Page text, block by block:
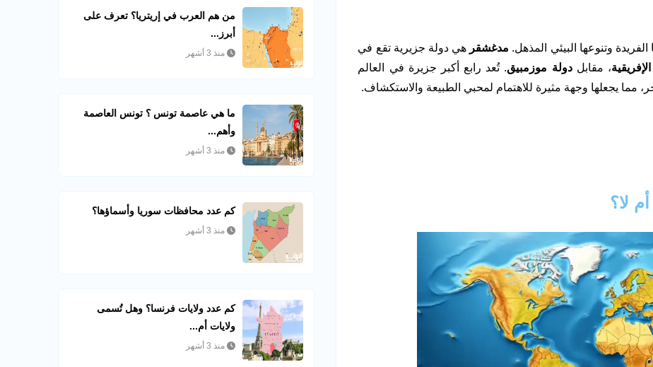
الفريدة وتنوعها البيئي المذهل. مدغشقر هي دولة جزيرية تقع في
الإفريقية، مقابلدولة موزمبيق. تُعد رابع أكبر جزيرة في العالم
مما يجعلها وجهة مثيرة للاهتمام لمحبي الطبيعة والاستكشاف.
لا؟
من هم العرب في إريتريا؟ تعرف على
أبرز...
منذ 3 أشهر
ما هي عاصمة تونس ؟ تونس العاصمة
وأهم...
منذ 3 أشهر
كم عدد محافظات سوريا وأسماؤها؟
منذ 3 أشهر
كم عدد ولايات فرنسا؟ وهل تُسمى
ولايات أم...
منذ 3 أشهر